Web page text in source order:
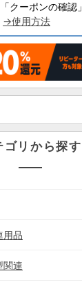
クーポンの確認」
→使用方法
ゴリから探す
用品
関連